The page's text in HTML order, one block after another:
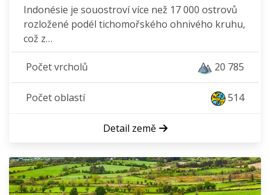
Indonésie je souostroví více než 17 000 ostrovů
rozložené podél tichomořského ohnivého kruhu,
což z…
Počet vrcholů 20 785
Počet oblastí 514
Detail země